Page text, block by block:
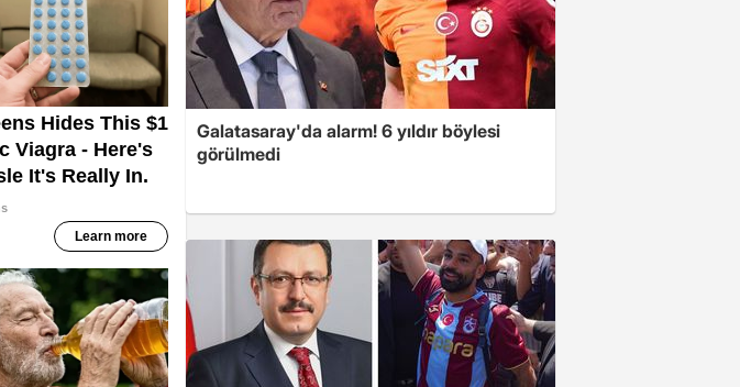
Galatasaray'da alarm! 6 yıldır böylesi
görülmedi